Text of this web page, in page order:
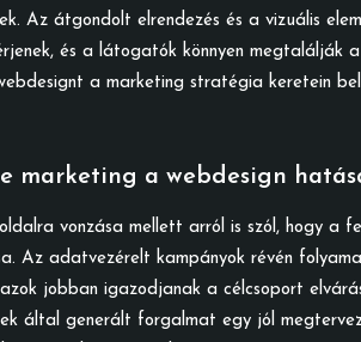
Az átgondolt elrendezés és a vizuális
és a látogatók könnyen megtalálják a
a marketing stratégia keretein
marketing a webdesign
vonzása mellett arról is szól, hogy a
Az adatvezérelt kampányok révén
jobban igazodjanak a célcsoport
által generált forgalmat egy jól